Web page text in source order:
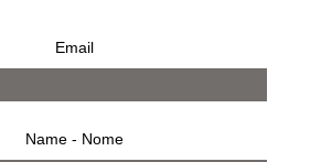
Email
Name - Nome